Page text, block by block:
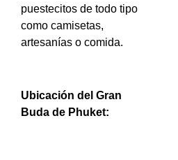
puestecitos de todo tipo
como camisetas,
artesanías o comida.
Ubicación del Gran
Buda de Phuket: